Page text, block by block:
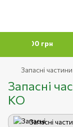
Запасні частини
Запасні
KO
Запасні